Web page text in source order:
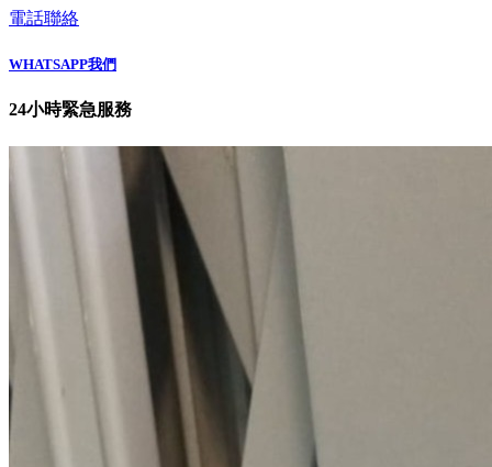
電話聯絡
WHATSAPP我們
24小時緊急服務